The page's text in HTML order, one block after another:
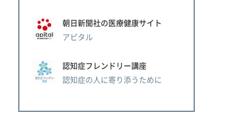
朝日新聞社の医療健康サイト
アピタル
認知症フレンドリー講座
認知症の人に寄り添うために